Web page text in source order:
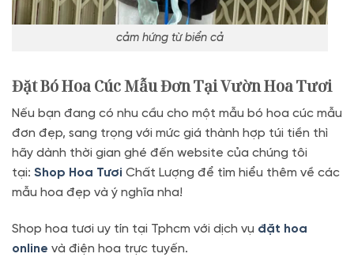
cảm hứng từ biển cả
Đặt Bó Hoa Cúc Mẫu Đơn Tại Vườn Hoa Tươi
Nếu bạn đang có nhu cầu cho một mẫu bó hoa cúc mẫu
đơn đẹp, sang trọng với mức giá thành hợp túi tiền thì
hãy dành thời gian ghé đến website của chúng tôi
tại: Shop Hoa Tươi Chất Lượng để tìm hiểu thêm về các
mẫu hoa đẹp và ý nghĩa nha!
Shop hoa tươi uy tín tại Tphcm với dịch vụ đặt hoa
online và điện hoa trực tuyến.